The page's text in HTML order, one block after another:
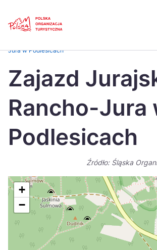
Česká
Dansk
Italiano
Português
Suomi
Jura w Podlesicach
Zajazd
Rancho-Jura
Podlesicach
Źródło: Śląska
+
−